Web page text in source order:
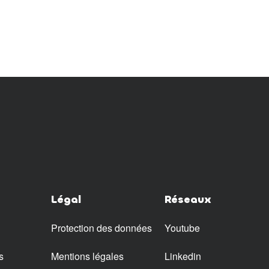
Légal
Protection des données
Mentions légales
Réseaux
Youtube
Linkedin